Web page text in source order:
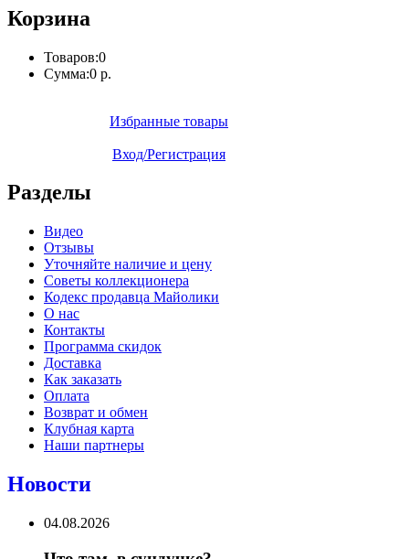
Корзина
Товаров:0
Сумма:0 р.
Избранные товары
Вход/Регистрация
Разделы
Видео
Отзывы
Уточняйте наличие и цену
Советы коллекционера
Кодекс продавца Майолики
О нас
Контакты
Программа скидок
Доставка
Как заказать
Оплата
Возврат и обмен
Клубная карта
Наши партнеры
Новости
04.08.2026